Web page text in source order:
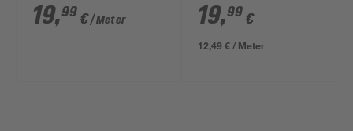
nougatfarben
19,99 €/ Meter
130 cm hellgrau
19,99 €
12,49 € / Meter